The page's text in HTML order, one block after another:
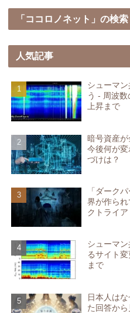
「ココロノネット」の検索
人気記事
シューマ
う - 周波
上昇まで
暗号資産が
今後何が
づけは？
「ダーク
界が作ら
クトライア
シューマ
るサイト
まで
日本人は
た回答から